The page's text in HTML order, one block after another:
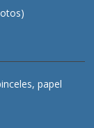
papel